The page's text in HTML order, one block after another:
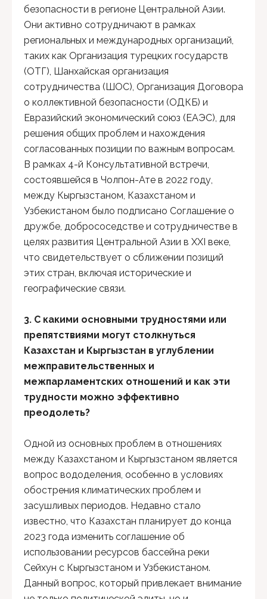
безопасности в регионе Центральной Азии.
Они активно сотрудничают в рамках
региональных и международных организаций,
таких как Организация турецких государств
(ОТГ), Шанхайская организация
сотрудничества (ШОС), Организация Договора
о коллективной безопасности (ОДКБ) и
Евразийский экономический союз (ЕАЭС), для
решения общих проблем и нахождения
согласованных позиции по важным вопросам.
В рамках 4-й Консультативной встречи,
состоявшейся в Чолпон-Ате в 2022 году,
между Кыргызстаном, Казахстаном и
Узбекистаном было подписано Соглашение о
дружбе, добрососедстве и сотрудничестве в
целях развития Центральной Азии в XXI веке,
что свидетельствует о сближении позиций
этих стран, включая исторические и
географические связи.
3. С какими основными трудностями или
препятствиями могут столкнуться
Казахстан и Кыргызстан в углублении
межправительственных и
межпарламентских отношений и как эти
трудности можно эффективно
преодолеть?
Одной из основных проблем в отношениях
между Казахстаном и Кыргызстаном является
вопрос вододеления, особенно в условиях
обострения климатических проблем и
засушливых периодов. Недавно стало
известно, что Казахстан планирует до конца
2023 года изменить соглашение об
использовании ресурсов бассейна реки
Сейхун с Кыргызстаном и Узбекистаном.
Данный вопрос, который привлекает внимание